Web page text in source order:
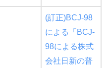
(訂正)BCJ-98
による「BCJ-
98による株式
会社日新の普